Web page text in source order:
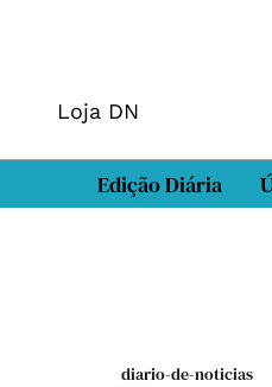
Loja DN
Edição Diária
diario-de-noticias